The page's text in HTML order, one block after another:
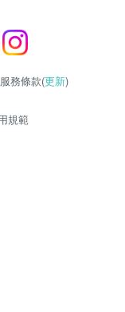
務條款(更新)
規範